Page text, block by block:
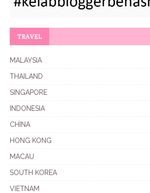
TRAVEL
MALAYSIA
THAILAND
SINGAPORE
INDONESIA
CHINA
HONG KONG
MACAU
SOUTH KOREA
VIETNAM